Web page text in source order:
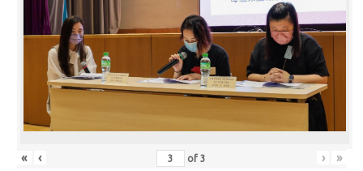
« ‹ of3 › »